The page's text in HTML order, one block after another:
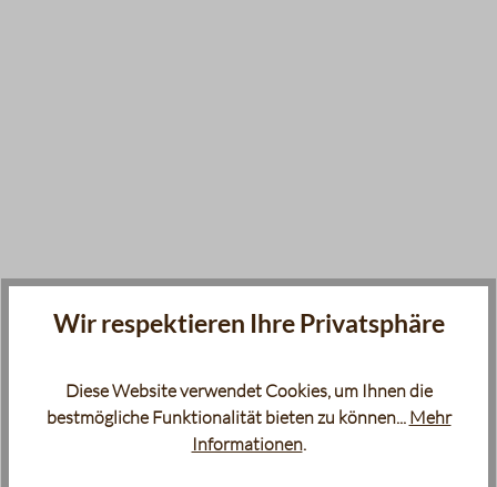
Wir respektieren Ihre Privatsphäre
Diese Website verwendet Cookies, um Ihnen die
bestmögliche Funktionalität bieten zu können... Mehr
Informationen.